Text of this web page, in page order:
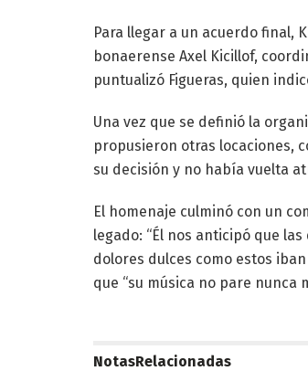
Para llegar a un acuerdo final,
bonaerense Axel Kicillof,
puntualizó Figueras, quien
Una vez que se definió la
propusieron otras locaciones,
su decisión y no había vuelta
El homenaje culminó con un
legado: “Él nos anticipó que
dolores dulces como estos
que “su música no pare nunca
NotasRelacionadas